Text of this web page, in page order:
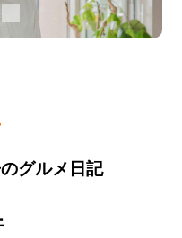
グルメ日記